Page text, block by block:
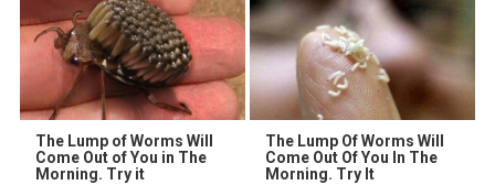
The Lump of Worms Will
Come Out of You in The
Morning. Try it
The Lump Of Worms Will
Come Out Of You In The
Morning. Try It